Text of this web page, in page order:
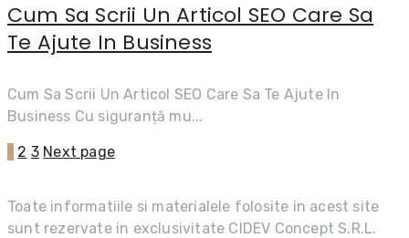
Cum Sa Scrii Un Articol SEO Care Sa
Te Ajute In Business
Cum Sa Scrii Un Articol SEO Care Sa Te Ajute In
Business Cu siguranță mu...
1 2 3 Next page
Toate informatiile si materialele folosite in acest site
sunt rezervate in exclusivitate CIDEV Concept S.R.L.